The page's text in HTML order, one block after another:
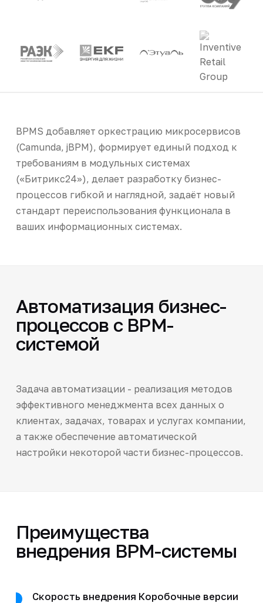
BPMS добавляет оркестрацию микросервисов
(Camunda, jBPM), формирует единый подход к
требованиям в модульных системах
(«Битрикс24»), делает разработку бизнес-
процессов гибкой и наглядной, задаёт новый
стандарт переиспользования функционала в
ваших информационных системах.
Автоматизация бизнес-
процессов с BPM-
системой
Задача автоматизации - реализация методов
эффективного менеджмента всех данных о
клиентах, задачах, товарах и услугах компании,
а также обеспечение автоматической
настройки некоторой части бизнес-процессов.
Преимущества
внедрения BPM-системы
Скорость внедрения Коробочные версии